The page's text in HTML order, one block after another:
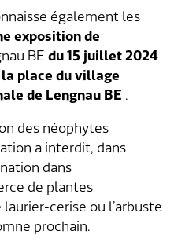
également les
exposition de
BE du 15 juillet 2024
place du village
de Lengnau BE .
des néophytes
a interdit, dans
dans
de plantes
cerise ou l’arbuste
prochain.